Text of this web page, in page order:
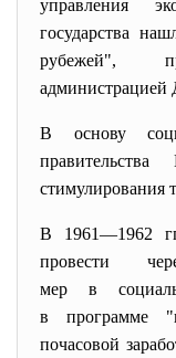
управления
государства
рубежей",
администрацией
В основу
стимулирования
В 1961—1962
провести
мер в
в программе
почасовой